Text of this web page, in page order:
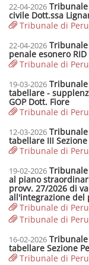
22-04-2026 Tribunale
civile Dott.ssa
Tribunale di
22-04-2026
penale esonero
Tribunale di
19-03-2026
tabellare -
GOP Dott. Fiore
Tribunale di
12-03-2026
tabellare III
Tribunale di
19-02-2026
al piano
provv. 27/2026 di
all'integrazione del
Tribunale di
Tribunale di
16-02-2026
tabellare Sezione
Tribunale di